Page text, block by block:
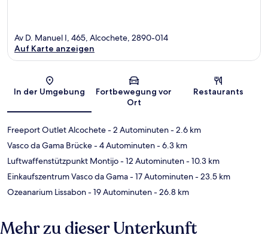
Karte
Av D. Manuel I, 465, Alcochete, 2890-014
Auf Karte anzeigen
In der Umgebung
Fortbewegung vor
Ort
Restaurants
Freeport Outlet Alcochete- 2 Autominuten- 2.6 km
Vasco da Gama Brücke- 4 Autominuten- 6.3 km
Luftwaffenstützpunkt Montijo- 12 Autominuten- 10.3 km
Einkaufszentrum Vasco da Gama- 17 Autominuten- 23.5 km
Ozeanarium Lissabon- 19 Autominuten- 26.8 km
Mehr zu dieser Unterkunft